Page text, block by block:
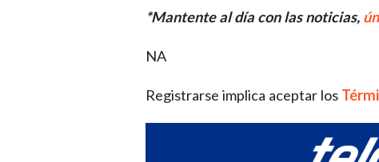
*Mantente al día con las noticias,
NA
Registrarse implica aceptar los